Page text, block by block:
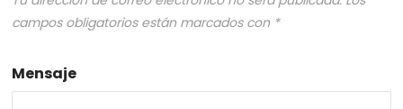
campos obligatorios están marcados con *
Mensaje